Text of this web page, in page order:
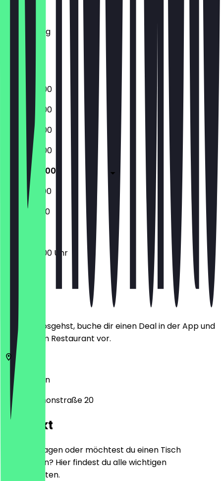
Dienstag
Mittwoch
Donnerstag
Freitag
Samstag
Sonntag
06:30 - 18:00
06:30 - 18:00
06:30 - 18:00
06:30 - 18:00
06:30 - 18:00
06:30 - 12:00
07:00 - 11:00
06:30 - 18:00 Uhr
Ort
Bevor du losgehst, buche dir einen Deal in der App und
zeige ihn im Restaurant vor.
10557
Berlin
Melanchthonstraße 20
Kontakt
Hast du Fragen oder möchtest du einen Tisch
reservieren? Hier findest du alle wichtigen
Kontaktdaten.